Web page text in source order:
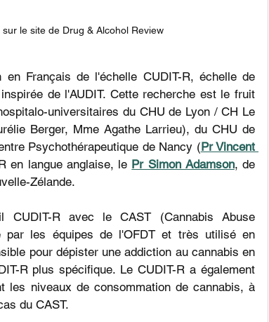
le site de Drug & Alcohol Review
Français de l'échelle CUDIT-R, échelle de
de l'AUDIT. Cette recherche est le fruit
universitaires du CHU de Lyon / CH Le
Berger, Mme Agathe Larrieu), du CHU de
Psychothérapeutique de Nancy (Pr Vincent
en langue anglaise, le Pr Simon Adamson, de
Zélande.
CUDIT-R avec le CAST (Cannabis Abuse
par les équipes de l'OFDT et très utilisé en
pour dépister une addiction au cannabis en
R plus spécifique. Le CUDIT-R a également
les niveaux de consommation de cannabis, à
du CAST.